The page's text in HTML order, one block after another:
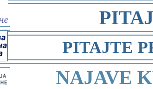
-
-
PITAJTE
-
NAJAVE